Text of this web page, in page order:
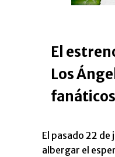
El
Los
El pasado 22 de
albergar el